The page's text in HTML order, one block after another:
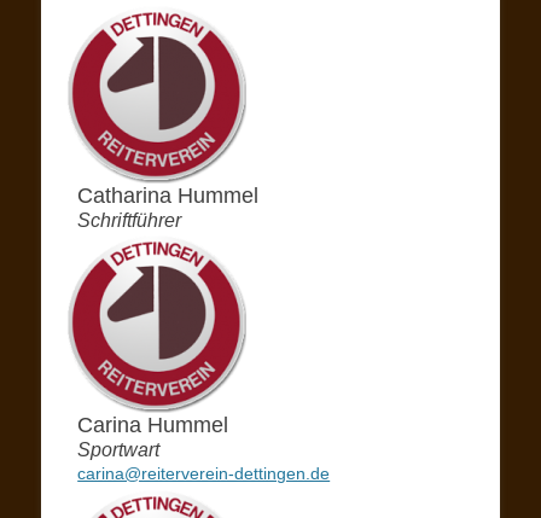
Catharina Hummel
Schriftführer
Carina Hummel
Sportwart
carina@reiterverein-dettingen.de